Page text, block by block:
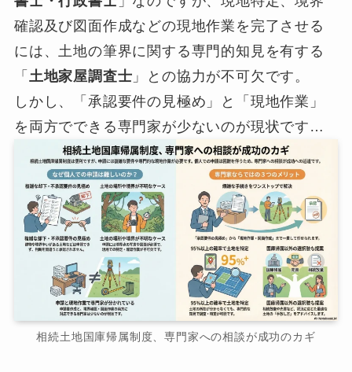
確認及び図面作成などの現地作業を完了させる
には、土地の筆界に関する専門的知見を有する
「 土地家屋調査士 」との協力が不可欠です。
しかし、「承認要件の見極め」と「現地作業」
を両方でできる専門家が少ないのが現状です…
相続土地国庫帰属制度、専門家への相談が成功のカギ